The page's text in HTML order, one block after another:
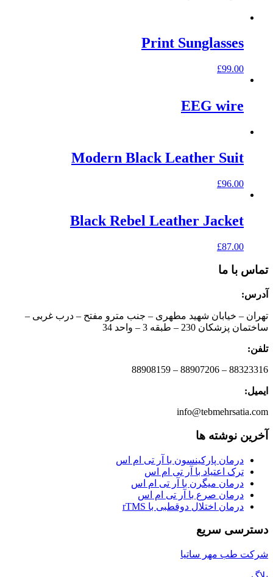
Print Sunglasses
£99.00
EEG wire
Modern Black Leather Suit
£96.00
Black Rebel Leather Jacket
£87.00
تماس با ما
آدرس:
تهران – خیابان شهید مطهری – جنب مترو مفتح – درب غربی –
ساختمان پزشکان 230 – طبقه 3 – واحد 34
تلفن:
88323316 – 88907206 – 88908159
ایمیل:
info@tebmehrsatia.com
آخرین نوشته ها
درمان پارکینسون با آر تی ام اس
ترک اعتیاد با آر تی ام اس
درمان میگرن با آر تی ام اس
درمان صرع با آر تی ام اس
درمان اختلال دوقطبی با rTMS
دسترسی سریع
شرکت طب مهر ساتیا